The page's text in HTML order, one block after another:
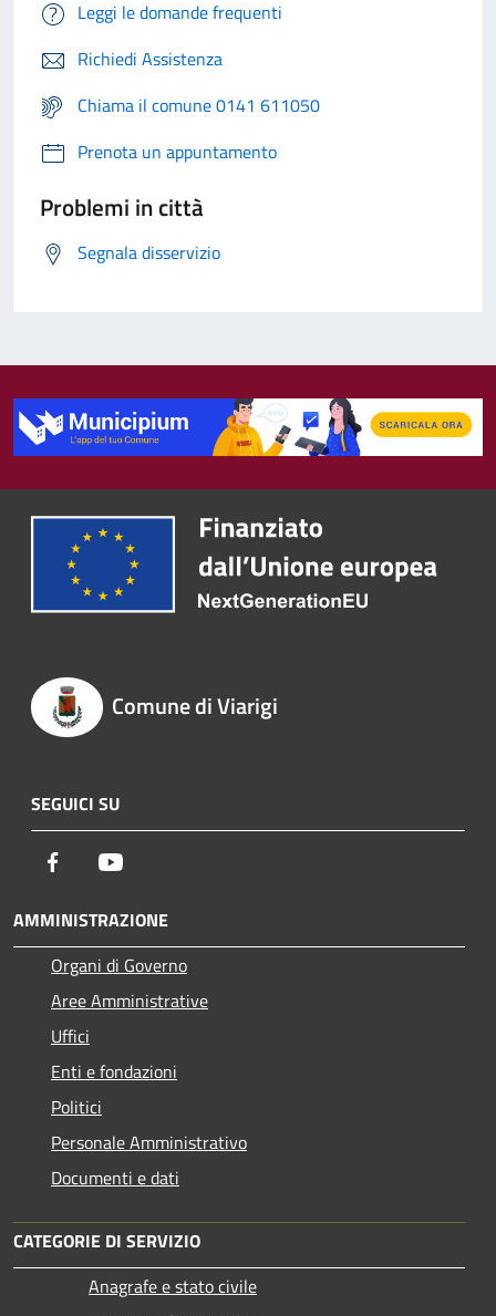
Leggi le domande frequenti
Richiedi Assistenza
Chiama il comune 0141 611050
Prenota un appuntamento
Problemi in città
Segnala disservizio
Comune di Viarigi
SEGUICI SU
Facebook
AMMINISTRAZIONE
Organi di Governo
Aree Amministrative
Uffici
Enti e fondazioni
Politici
Personale Amministrativo
Documenti e dati
CATEGORIE DI SERVIZIO
Anagrafe e stato civile